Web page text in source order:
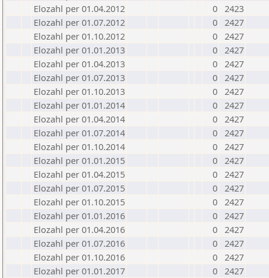
Elozahl per 01.04.2012
0 2423
Elozahl per 01.07.2012
0 2427
Elozahl per 01.10.2012
0 2427
Elozahl per 01.01.2013
0 2427
Elozahl per 01.04.2013
0 2427
Elozahl per 01.07.2013
0 2427
Elozahl per 01.10.2013
0 2427
Elozahl per 01.01.2014
0 2427
Elozahl per 01.04.2014
0 2427
Elozahl per 01.07.2014
0 2427
Elozahl per 01.10.2014
0 2427
Elozahl per 01.01.2015
0 2427
Elozahl per 01.04.2015
0 2427
Elozahl per 01.07.2015
0 2427
Elozahl per 01.10.2015
0 2427
Elozahl per 01.01.2016
0 2427
Elozahl per 01.04.2016
0 2427
Elozahl per 01.07.2016
0 2427
Elozahl per 01.10.2016
0 2427
Elozahl per 01.01.2017
0 2427